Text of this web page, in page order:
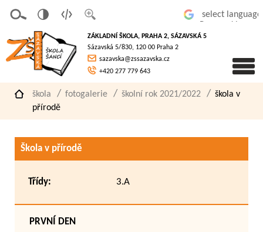
písmo
á
verze
pro
slaboz
raké
ZÁKLADNÍ ŠKOLA, PRAHA 2, SÁZAVSKÁ 5
Sázavská 5/830, 120 00 Praha 2
sazavska@zssazavska.cz
+420 277 779 643
škola fotogalerie školní rok 2021/2022
škola v
přírodě
Škola v přírodě
Třídy: 3.A
PRVNÍ DEN